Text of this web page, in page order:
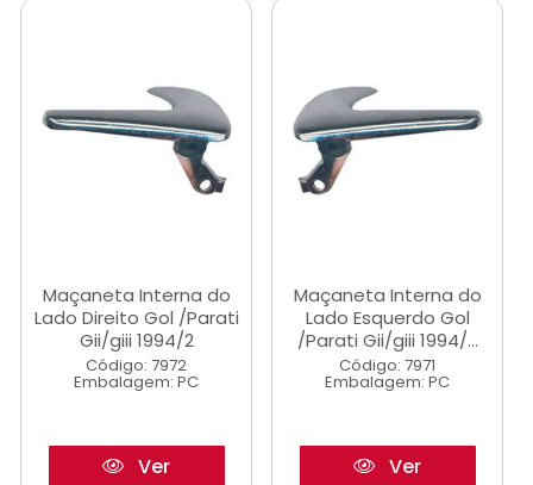
Maçaneta Interna do
Lado Direito Gol /Parati
Gii/giii 1994/2
Código: 7972
Embalagem: PC
Ver
Maçaneta Interna do
Lado Esquerdo Gol
/Parati Gii/giii 1994/...
Código: 7971
Embalagem: PC
Ver